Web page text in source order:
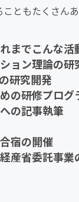
ともたくさん
までこんな活
ョン理論の研
研究開発
の研修プログ
の記事執筆
宿の開催
産省委託事業